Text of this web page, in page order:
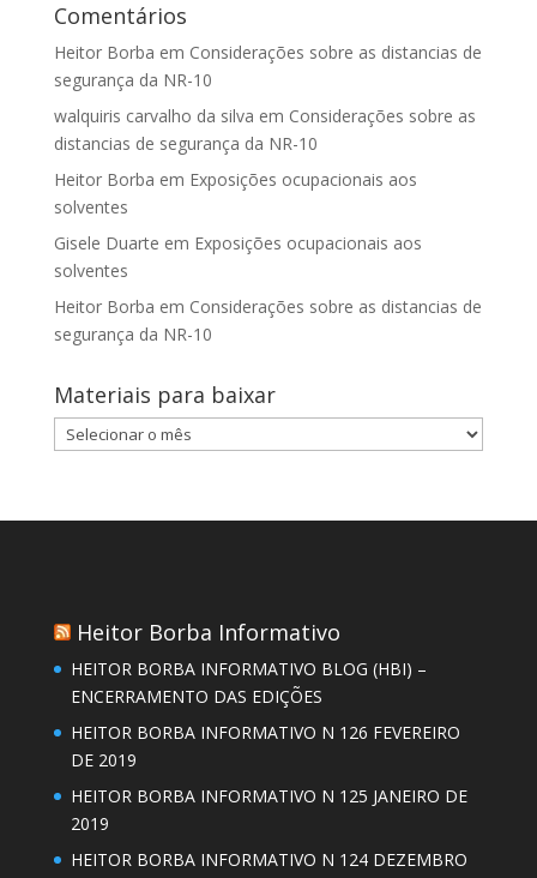
Comentários
Heitor Borba em Considerações sobre as distancias de
segurança da NR-10
walquiris carvalho da silva em Considerações sobre as
distancias de segurança da NR-10
Heitor Borba em Exposições ocupacionais aos
solventes
Gisele Duarte em Exposições ocupacionais aos
solventes
Heitor Borba em Considerações sobre as distancias de
segurança da NR-10
Materiais para baixar
Materiais
para
Heitor Borba Informativo
HEITOR BORBA INFORMATIVO BLOG (HBI) –
ENCERRAMENTO DAS EDIÇÕES
HEITOR BORBA INFORMATIVO N 126 FEVEREIRO
DE 2019
HEITOR BORBA INFORMATIVO N 125 JANEIRO DE
2019
HEITOR BORBA INFORMATIVO N 124 DEZEMBRO